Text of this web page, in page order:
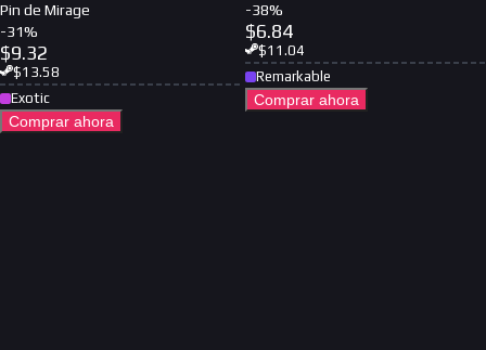
Pin de Mirage
-31%
$9.32
$13.58
Exotic
Comprar ahora
-38%
$6.84
$11.04
Remarkable
Comprar ahora